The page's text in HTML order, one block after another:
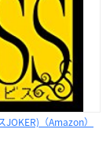
（Amazon）